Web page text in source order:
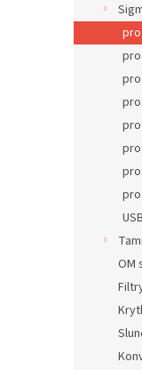
l
pro
pro
pro
pro
OM